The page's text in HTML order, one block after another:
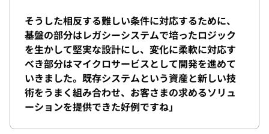
そうした相反する難しい条件に対応するために、
基盤の部分はレガシーシステムで培ったロジック
を生かして堅実な設計にし、変化に柔軟に対応す
べき部分はマイクロサービスとして開発を進めて
いきました。既存システムという資産と新しい技
術をうまく組み合わせ、お客さまの求めるソリュ
ーションを提供できた好例ですね」